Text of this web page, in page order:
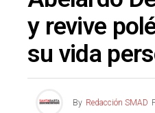
y revive
su vida
By Redacción SMAD